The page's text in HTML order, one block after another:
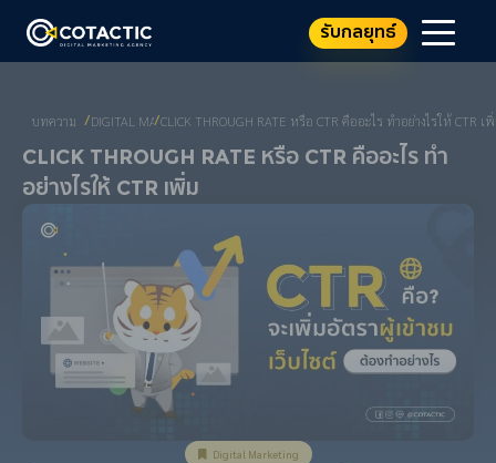
รับกลยุทธ์
บทความ / DIGITAL MARKETING
/CLICK THROUGH RATE หรือ CTR คืออะไร ทำอย่างไรให้ CTR เ
Click Through Rate หรือ CTR คืออะไร ทำ
อย่างไรให้ CTR เพิ่ม
Digital Marketing